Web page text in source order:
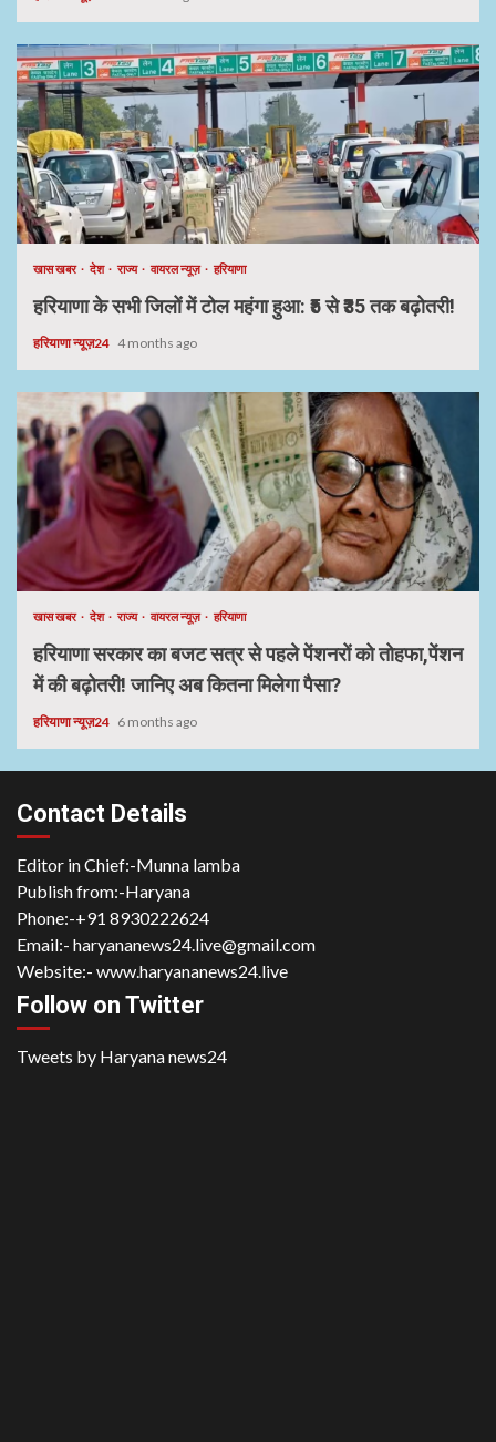
खास खबर देश राज्य वायरल न्यूज़ हरियाणा
हरियाणा के सभी जिलों में टोल महंगा हुआ: ₹5 से ₹35 तक बढ़ोतरी!
हरियाणा न्यूज़24 4 months ago
खास खबर देश राज्य वायरल न्यूज़ हरियाणा
हरियाणा सरकार का बजट सत्र से पहले पेंशनरों को तोहफा,पेंशन
में की बढ़ोतरी! जानिए अब कितना मिलेगा पैसा?
हरियाणा न्यूज़24 6 months ago
Contact Details
Editor in Chief:-Munna lamba
Publish from:-Haryana
Phone:-+91 8930222624
Email:- haryananews24.live@gmail.com
Website:- www.haryananews24.live
Follow on Twitter
Tweets by Haryana news24